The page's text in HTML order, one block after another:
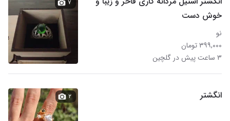
خوش دست
نو
۳۹۹,۰۰۰ تومان
۳ ساعت پیش در گلچین
۷
انگشتر ۲